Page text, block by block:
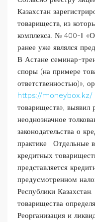
Казахстан
товариществ, из
комплекса. № 400-II
ранее уже являлся
В Астане семинар-
споры (на примере
ответственностью)»,
https://moneybox.kz/
товариществ»,
неоднозначное
законодательства о
практике . Отдельные
кредитных
представляется
предусмотренном
Республики
товарищества
Реорганизация и